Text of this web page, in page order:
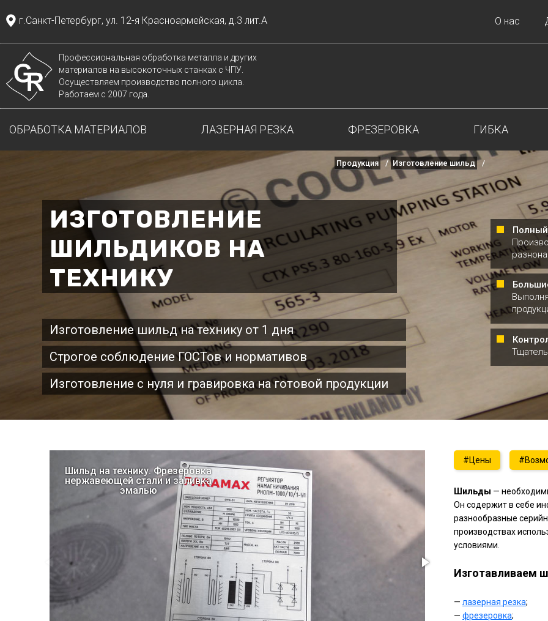
г.Санкт-Петербург, ул. 12-я Красноармейская, д.3 лит.А О нас
Профессиональная обработка металла и других
материалов на высокоточных станках с ЧПУ.
Осуществляем производство полного цикла.
Работаем с 2007 года.
ОБРАБОТКА МАТЕРИАЛОВ ЛАЗЕРНАЯ РЕЗКА ФРЕЗЕРОВКА ГИБКА
Продукция Изготовление шильд
ИЗГОТОВЛЕНИЕ
ШИЛЬДИКОВ НА
ТЕХНИКУ
Изготовление шильд на технику от 1 дня
Строгое соблюдение ГОСТов и нормативов
Изготовление с нуля и гравировка на готовой продукции
Шильд на технику. Фрезеровка
нержавеющей стали и заливка
эмалью
Шильдик
#Цены
Шильды —
Он содержит в себе
разнообразные
производствах
условиями.
Изготавливаем
— лазерная резка;
— фрезеровка;